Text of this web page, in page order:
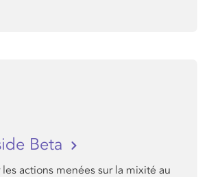
Beta
les actions menées sur la mixité au